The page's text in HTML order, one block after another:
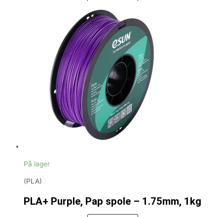
På lager
(PLA)
PLA+ Purple, Pap spole – 1.75mm, 1kg